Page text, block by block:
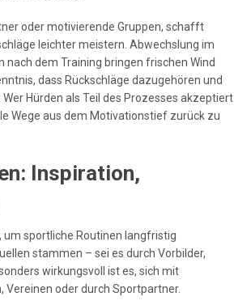
oder motivierende Gruppen, schafft
leichter meistern. Abwechslung im
dem Training bringen frischen Wind
dass Rückschläge dazugehören und
Hürden als Teil des Prozesses akzeptiert
Wege aus dem Motivationstief zurück zu
Inspiration,
um sportliche Routinen langfristig
stammen – sei es durch Vorbilder,
wirkungsvoll ist es, sich mit
Vereinen oder durch Sportpartner.